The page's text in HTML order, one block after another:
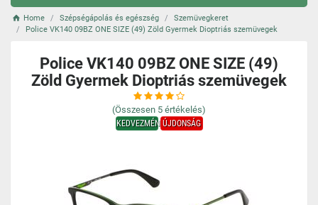
Home Szépségápolás és egészség
Szemüvegkeret
Police VK140 09BZ ONE SIZE (49) Zöld Gyermek Dioptriás szemüvegek
Police VK140 09BZ ONE SIZE (49)
Zöld Gyermek Dioptriás szemüvegek
(Összesen 5 értékelés)
KEDVEZMÉNYÚJDONSÁG